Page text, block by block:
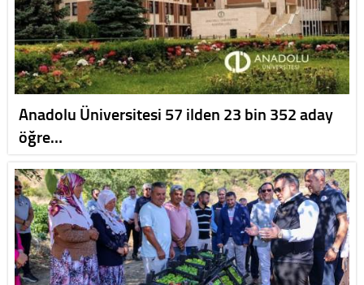
Anadolu Üniversitesi 57 ilden 23 bin 352 aday
öğre…